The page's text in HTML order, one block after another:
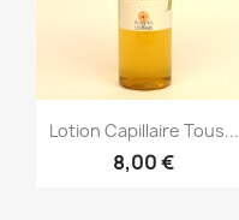
Aperçu rapide
Lotion Capillaire Tous...
8,00 €